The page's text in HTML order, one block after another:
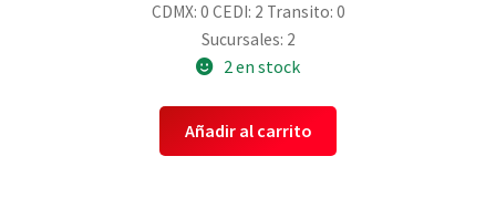
CDMX: 0 CEDI: 2 Transito: 0
Sucursales: 2
2 en stock
Añadir al carrito